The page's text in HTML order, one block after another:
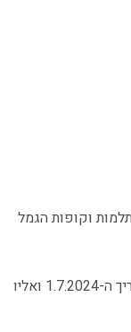
וקופות הגמל
ואליו